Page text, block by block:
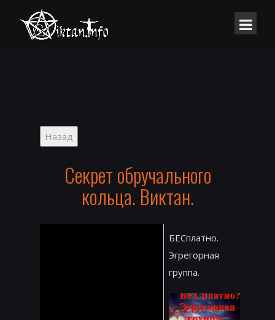
Секрет обручального
кольца. Виктан.
БЕСплатно.
Эгрегорная
группа.